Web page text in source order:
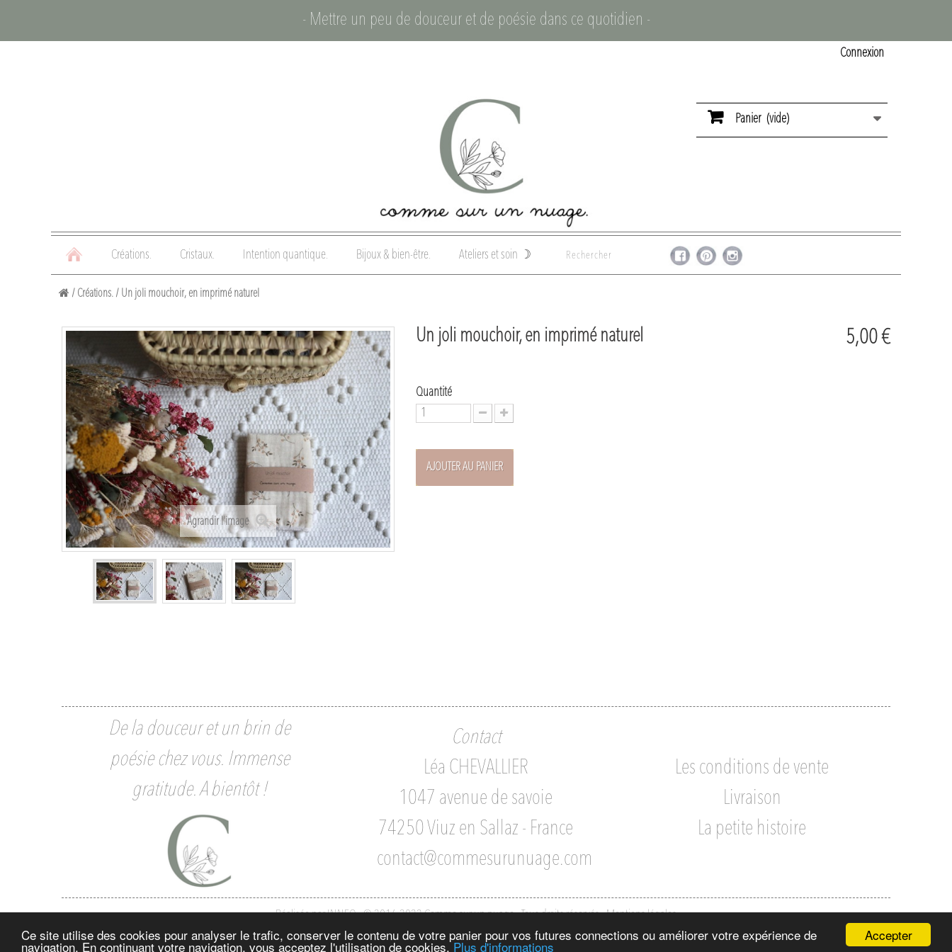
Accepter
Ce site utilise des cookies pour analyser le trafic, conserver le contenu de votre panier pour vos futures connections ou améliorer votre expérience de
navigation. En continuant votre navigation, vous acceptez l'utilisation de cookies.Plus d'informations
- Mettre un peu de douceur et de poésie dans ce quotidien -
Connexion
Panier (vide)
Créations. Cristaux. Intention quantique. Bijoux & bien-être. Ateliers et soin ☽
/ Créations. / Un joli mouchoir, en imprimé naturel
Agrandir l'image
Un joli mouchoir, en imprimé naturel 5,00 €
Quantité
AJOUTER AU PANIER
De la douceur et un brin de
poésie chez vous. Immense
gratitude. A bientôt !
Contact
Léa CHEVALLIER
1047 avenue de savoie
74250 Viuz en Sallaz - France
contact@commesurunuage.com
Les conditions de vente
Livraison
La petite histoire
Réalisée par INNEO - © 2016-2022 Comme sur un nuage - Tous droits réservés-Mentions légales